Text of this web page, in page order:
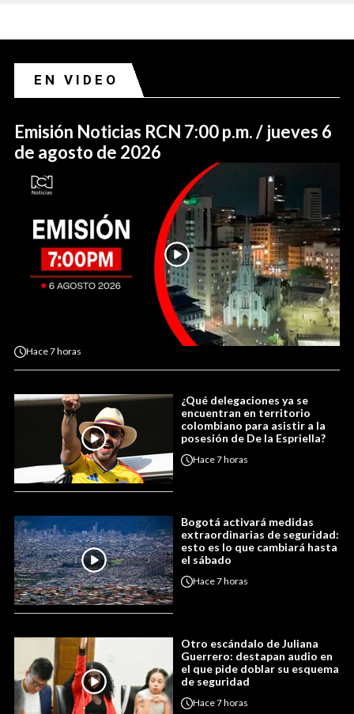
EN VIDEO
Emisión Noticias RCN 7:00 p.m. / jueves 6
de agosto de 2026
Hace7 horas
¿Qué delegaciones ya se
encuentran en territorio
colombiano para asistir a la
posesión de De la Espriella?
Hace7 horas
Bogotá activará medidas
extraordinarias de seguridad:
esto es lo que cambiará hasta
el sábado
Hace7 horas
Otro escándalo de Juliana
Guerrero: destapan audio en
el que pide doblar su esquema
de seguridad
Hace7 horas